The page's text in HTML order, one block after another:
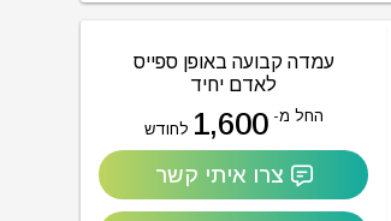
עמדה קבועה באופן ספייס
לאדם יחיד
החל מ- 1,600 לחודש
צרו איתי קשר